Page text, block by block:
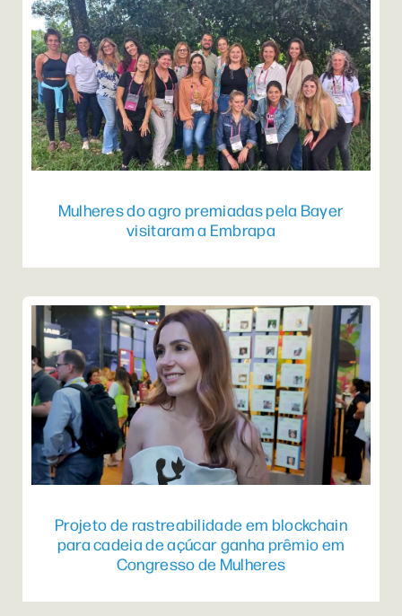
Mulheres do agro premiadas pela Bayer
visitaram a Embrapa
Projeto de rastreabilidade em blockchain
para cadeia de açúcar ganha prêmio em
Congresso de Mulheres